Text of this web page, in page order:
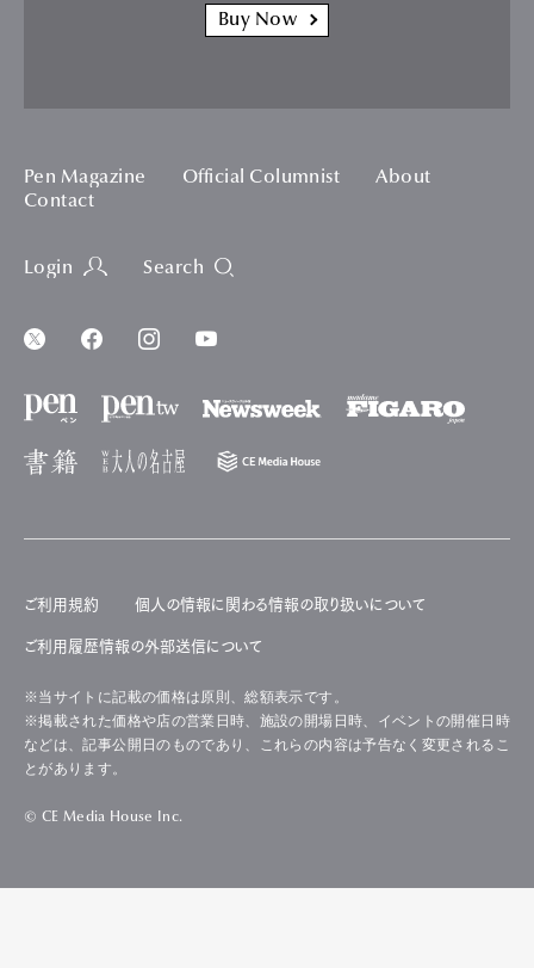
Buy Now
Pen Magazine Official Columnist
About
Contact
Login Search
ご利用規約 個人の情報に関わる情報の取り扱いについて
ご利用履歴情報の外部送信について
※当サイトに記載の価格は原則、総額表示です。
※掲載された価格や店の営業日時、施設の開場日時、イベントの開催日時
などは、記事公開日のものであり、これらの内容は予告なく変更されるこ
とがあります。
© CE Media House Inc.